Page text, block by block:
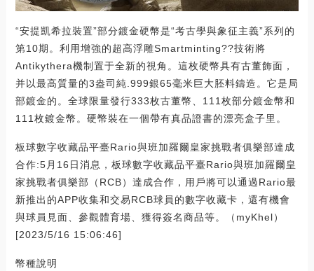
“安提凱希拉裝置”部分鍍金硬幣是“考古學與象征主義”系列的
第10期。利用增強的超高浮雕Smartminting??技術將
Antikythera機制置于全新的視角。這枚硬幣具有古董飾面，
并以最高質量的3盎司純.999銀65毫米巨大胚料鑄造。它是局
部鍍金的。全球限量發行333枚古董幣、111枚部分鍍金幣和
111枚鍍金幣。硬幣裝在一個帶有真品證書的漂亮盒子里。
板球數字收藏品平臺Rario與班加羅爾皇家挑戰者俱樂部達成
合作:5月16日消息，板球數字收藏品平臺Rario與班加羅爾皇
家挑戰者俱樂部（RCB）達成合作，用戶將可以通過Rario最
新推出的APP收集和交易RCB球員的數字收藏卡，還有機會
與球員見面、參觀體育場、獲得簽名商品等。（myKhel）
[2023/5/16 15:06:46]
幣種說明